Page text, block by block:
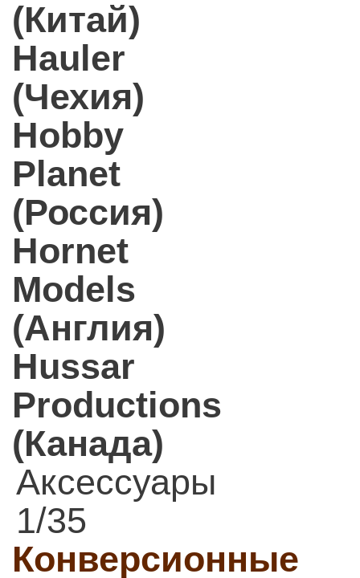
(Китай)
Hauler
(Чехия)
Hobby
Planet
(Россия)
Hornet
Models
(Англия)
Hussar
Productions
(Канада)
Аксессуары
1/35
Конверсионные